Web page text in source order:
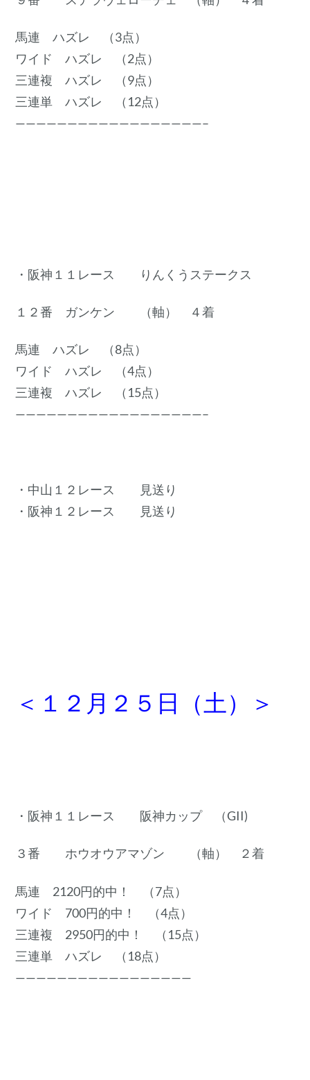
馬連 ハズレ （3点）
ワイド ハズレ （2点）
三連複 ハズレ （9点）
三連単 ハズレ （12点）
——————————————————–
・阪神１１レース りんくうステークス
１２番 ガンケン （軸） ４着
馬連 ハズレ （8点）
ワイド ハズレ （4点）
三連複 ハズレ （15点）
——————————————————–
・中山１２レース 見送り
・阪神１２レース 見送り
＜１２月２５日（土）＞
・阪神１１レース 阪神カップ （GII)
３番 ホウオウアマゾン （軸） ２着
馬連 2120円的中！ （7点）
ワイド 700円的中！ （4点）
三連複 2950円的中！ （15点）
三連単 ハズレ （18点）
—————————————————